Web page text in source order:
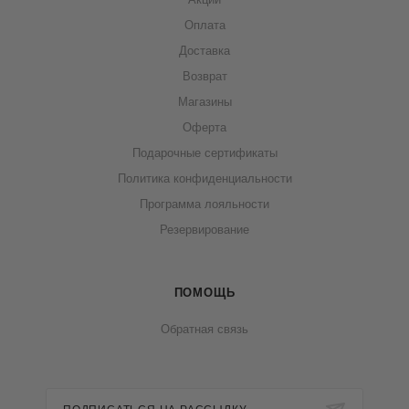
Оплата
Доставка
Возврат
Магазины
Оферта
Подарочные сертификаты
Политика конфиденциальности
Программа лояльности
Резервирование
ПОМОЩЬ
Обратная связь